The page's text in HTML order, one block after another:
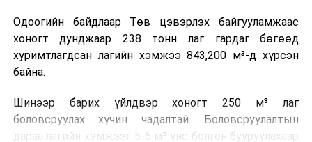
танилцах, онцгой нөхцөлд ажиллах дадлага зэрэг
онол, практик хосолсон хэлбэрээр зохион байгуулж
байна.
зохион байгуулах Үндэсний хорооны Ажлын алба,
Нийслэлийн тээврийн газар, Автотээврийн үндэсний
Одоогийн байдлаар Төв цэвэрлэх байгууламжаас
хоногт дунджаар 238 тонн лаг гардаг бөгөөд
хуримтлагдсан лагийн хэмжээ 843,200 м³-д хүрсэн
байна.
Шинээр барих үйлдвэр хоногт 250 м³ лаг
боловсруулах хүчин чадалтай. Боловсруулалтын
дараа лагийн хэмжээг 5-6 м³ үнс болгон бууруулахаар